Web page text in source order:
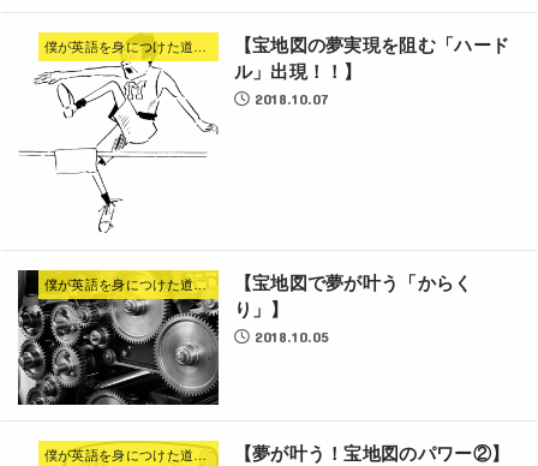
【宝地図の夢実現を阻む「ハード
ル」出現！！】
2018.10.07
僕が英語を身につけた道のり
【宝地図で夢が叶う「からく
り」】
2018.10.05
【夢が叶う！宝地図のパワー②】